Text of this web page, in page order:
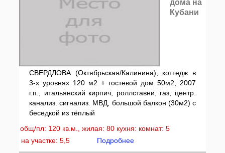
дома на
Кубани
СВЕРДЛОВА (Октябрьская/Калинина), коттедж в
3-х уровнях 120 м2 + гостевой дом 50м2, 2007
г.п., итальянский кирпич, роллставни, газ, центр.
канализ. сигнализ. МВД, большой балкон (30м2) с
беседкой из тёплый
общ/пл: 120 кв.м., жилая: 80 кухня: комнат: 5
на участке: 5,5
Подробнее